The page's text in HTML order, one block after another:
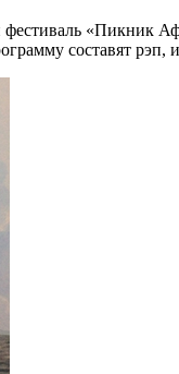
«Пикник
составят рэп,